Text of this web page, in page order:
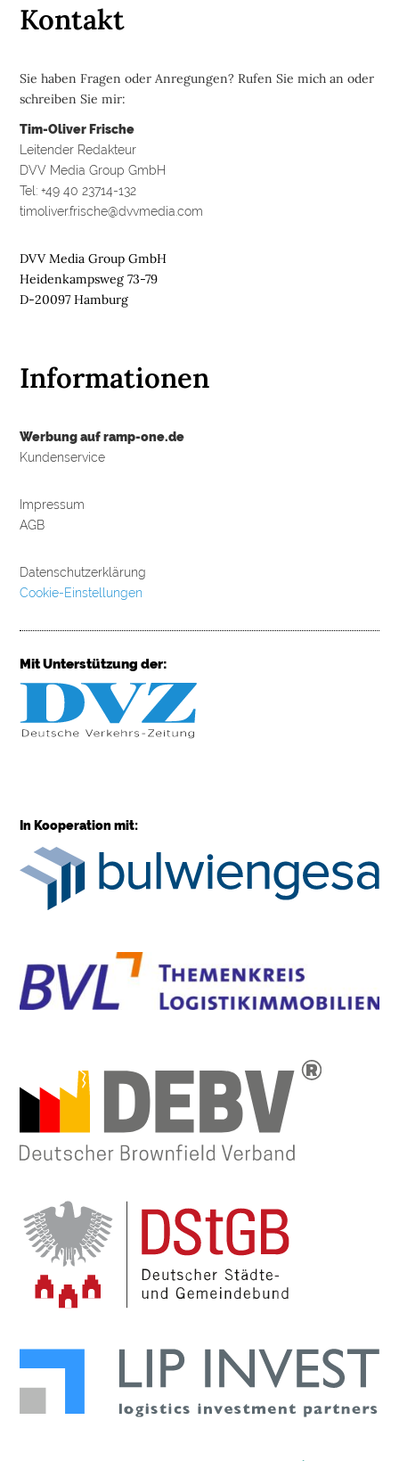
Kontakt
Sie haben Fragen oder Anregungen? Rufen Sie mich an oder
schreiben Sie mir:
Tim-Oliver Frische
Leitender Redakteur
DVV Media Group GmbH
Tel: +49 40 23714-132
timoliver.frische@dvvmedia.com
DVV Media Group GmbH
Heidenkampsweg 73-79
D-20097 Hamburg
Informationen
Werbung auf ramp-one.de
Kundenservice
Impressum
AGB
Datenschutzerklärung
Cookie-Einstellungen
Mit Unterstützung der:
In Kooperation mit: